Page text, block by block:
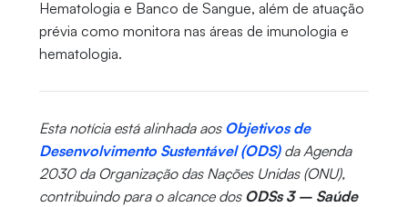
Hematologia e Banco de Sangue, além de atuação
prévia como monitora nas áreas de imunologia e
hematologia.
Esta notícia está alinhada aos Objetivos de
Desenvolvimento Sustentável (ODS) da Agenda
2030 da Organização das Nações Unidas (ONU),
contribuindo para o alcance dos ODSs 3 – Saúde